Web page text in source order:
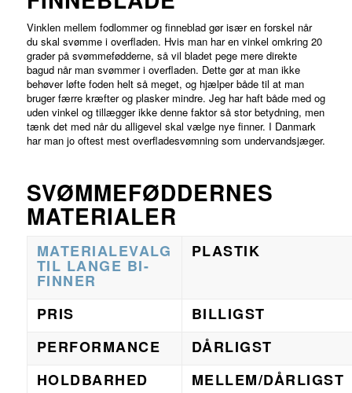
Vinklen mellem fodlommer og finneblad gør især en forskel når
du skal svømme i overfladen. Hvis man har en vinkel omkring 20
grader på svømmefødderne, så vil bladet pege mere direkte
bagud når man svømmer i overfladen. Dette gør at man ikke
behøver løfte foden helt så meget, og hjælper både til at man
bruger færre kræfter og plasker mindre. Jeg har haft både med og
uden vinkel og tillægger ikke denne faktor så stor betydning, men
tænk det med når du alligevel skal vælge nye finner. I Danmark
har man jo oftest mest overfladesvømning som undervandsjæger.
SVØMMEFØDDERNES
MATERIALER
MATERIALEVALG
TIL LANGE BI-
FINNER
PLASTIK
PRIS
BILLIGST
PERFORMANCE
DÅRLIGST
HOLDBARHED
MELLEM/DÅRLIGST